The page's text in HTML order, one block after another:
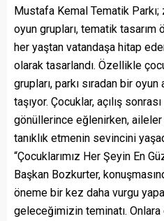
Mustafa Kemal Tematik
oyun grupları, tematik tasarım
her yaştan vatandaşa hitap
olarak tasarlandı. Özellikle
grupları, parkı sıradan bir
taşıyor. Çocuklar, açılış
gönüllerince eğlenirken, aileler
tanıklık etmenin sevincini
“Çocuklarımız Her Şeyin En
Başkan Bozkurter,
öneme bir kez daha vurgu
geleceğimizin teminatı.